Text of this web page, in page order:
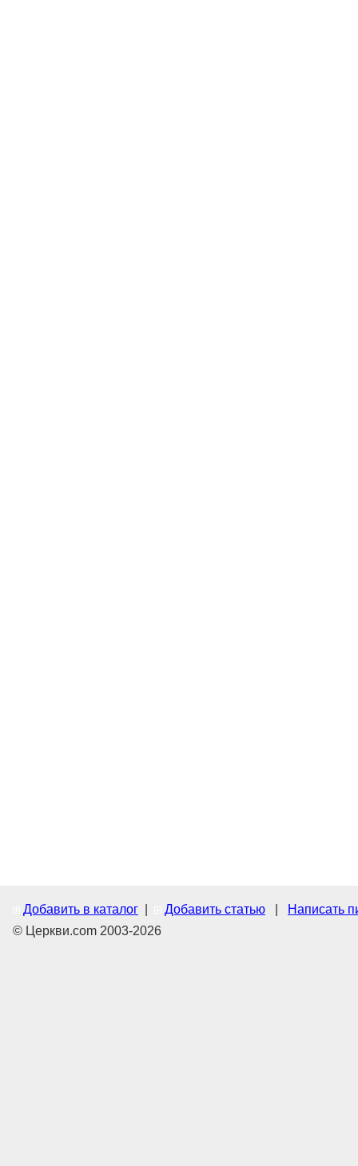
Добавить в каталог Добавить статью
Написать
© Церкви.com 2003-2026